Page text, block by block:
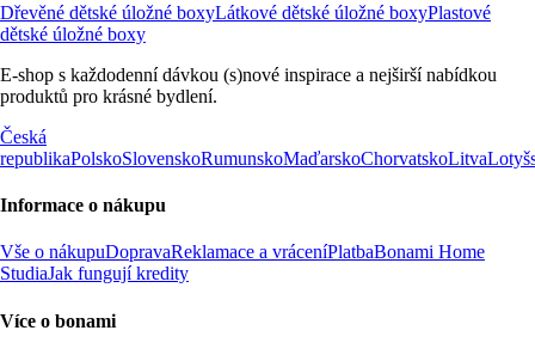
Dřevěné dětské úložné boxyLátkové dětské úložné boxyPlastové
dětské úložné boxy
E-shop s každodenní dávkou (s)nové inspirace a nejširší nabídkou
produktů pro krásné bydlení.
Česká
republikaPolskoSlovenskoRumunskoMaďarskoChorvatskoLitva
Informace o nákupu
Vše o nákupuDopravaReklamace a vráceníPlatbaBonami Home
StudiaJak fungují kredity
Více o bonami